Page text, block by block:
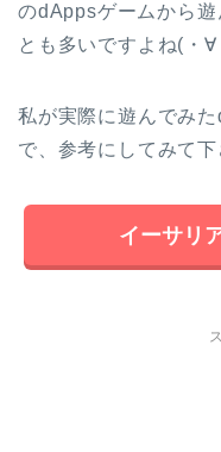
のdAppsゲームから遊
とも多いですよね(・∀
私が実際に遊んでみ
で、参考にしてみて下
イーサリ